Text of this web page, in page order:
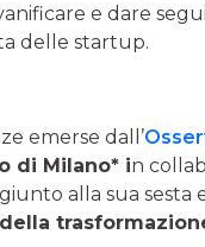
e dare
delle startup.
emerse dall’
di Milano* in
alla sua